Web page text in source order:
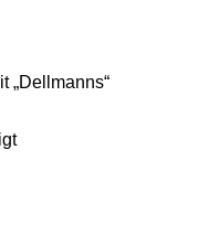
„Dellmanns“
Nach